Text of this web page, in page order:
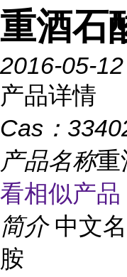
重酒石
2016-05-12
产品详情
Cas：
产品名称重
看相似产
简介 中文
胺